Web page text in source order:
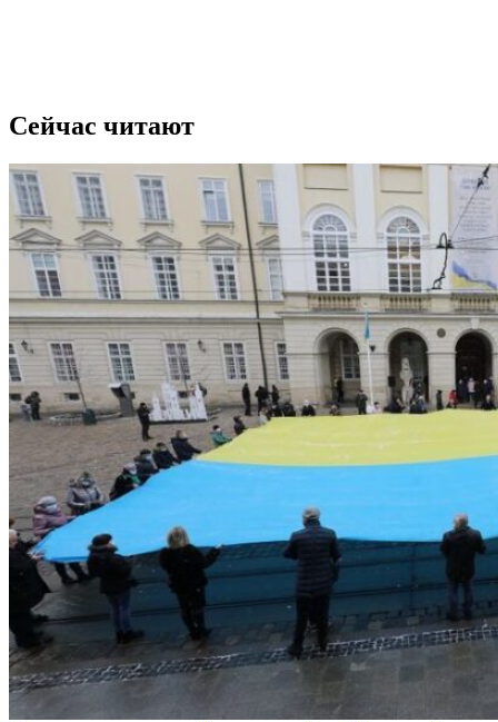
Сейчас читают